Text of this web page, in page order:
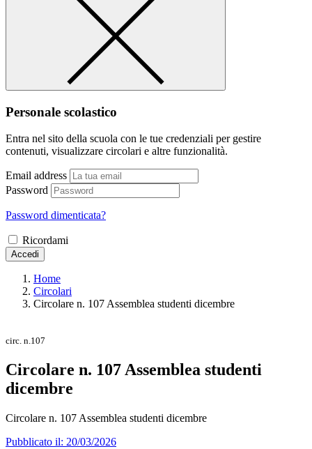
Personale scolastico
Entra nel sito della scuola con le tue credenziali per gestire
contenuti, visualizzare circolari e altre funzionalità.
Email address
Password
Password dimenticata?
Ricordami
Accedi
Home
Circolari
Circolare n. 107 Assemblea studenti dicembre
circ. n.107
Circolare n. 107 Assemblea studenti
dicembre
Circolare n. 107 Assemblea studenti dicembre
Pubblicato il: 20/03/2026